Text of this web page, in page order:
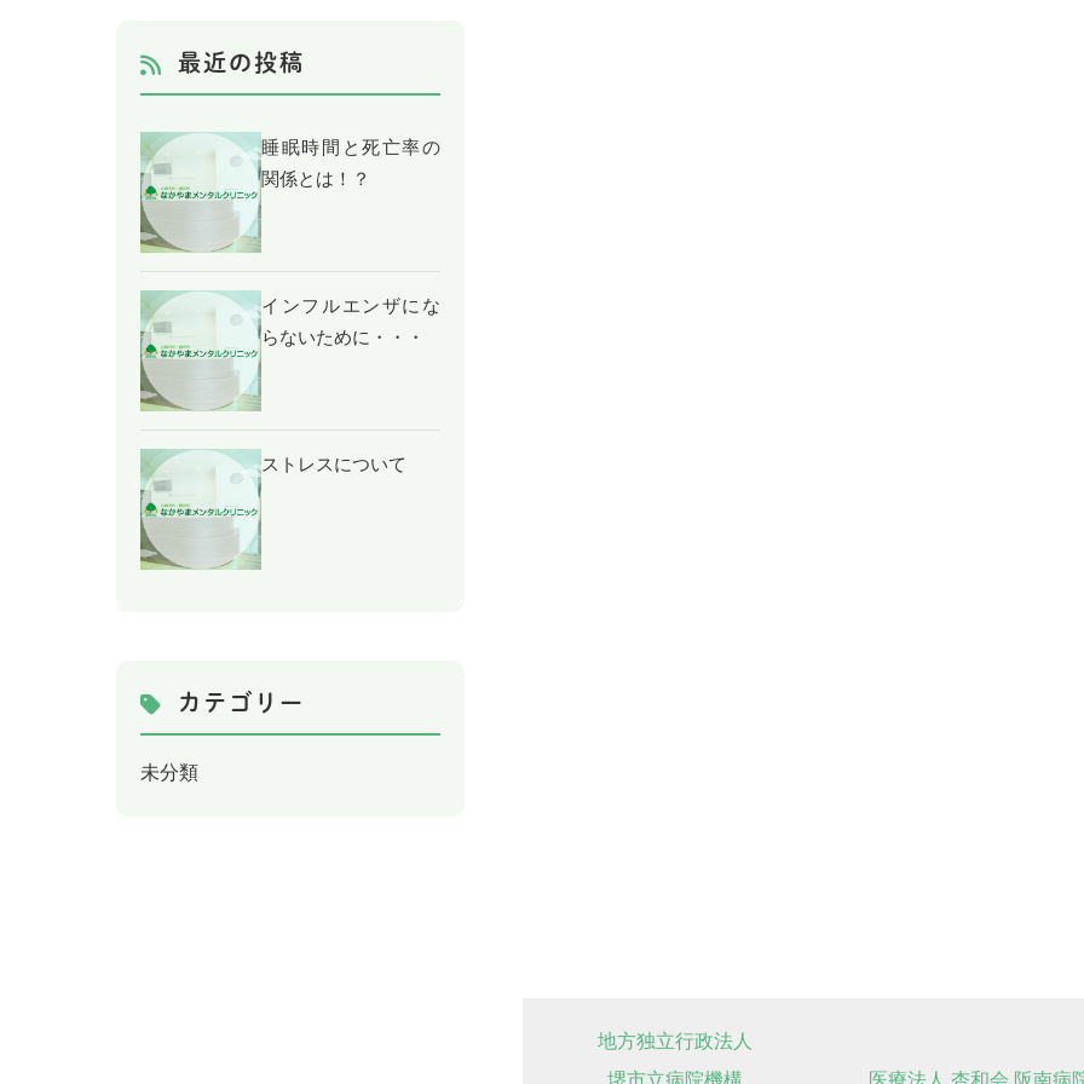
最近の投稿
睡眠時間と死亡率の
関係とは！？
インフルエンザにな
らないために・・・
ストレスについて
カテゴリー
未分類
地方独立行政法人
堺市立病院機構
医療法人 杏和会 阪南病